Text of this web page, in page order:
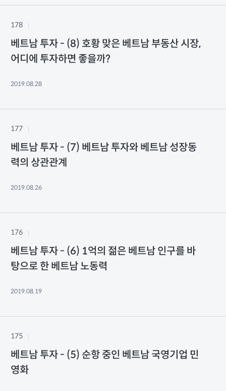
178
베트남 투자 - (8) 호황 맞은 베트남 부동산 시장,
어디에 투자하면 좋을까?
2019.08.28
177
베트남 투자 - (7) 베트남 투자와 베트남 성장동
력의 상관관계
2019.08.26
176
베트남 투자 - (6) 1억의 젊은 베트남 인구를 바
탕으로 한 베트남 노동력
2019.08.19
175
베트남 투자 - (5) 순항 중인 베트남 국영기업 민
영화